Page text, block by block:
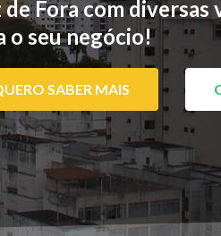
de Fora com
o seu negócio!
SABER MAIS